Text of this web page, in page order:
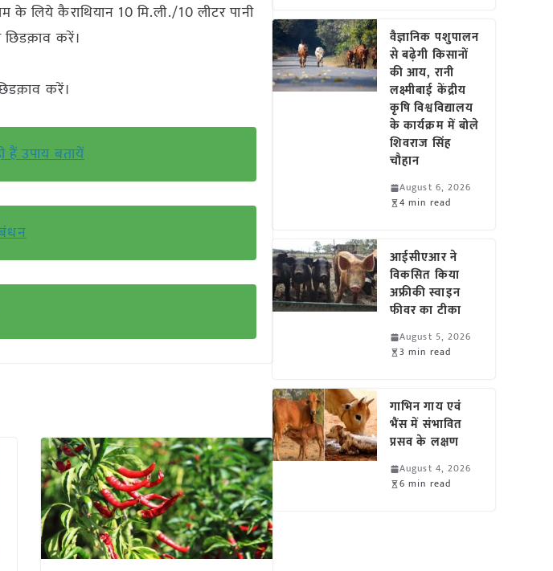
के लिये कैराथियान 10 मि.ली./10 लीटर पानी
छिडक़ाव करें।
करें।
हैं उपाय बतायें
वैज्ञानिक पशुपालन
से बढ़ेगी किसानों
की आय, रानी
लक्ष्मीबाई केंद्रीय
कृषि विश्वविद्यालय
के कार्यक्रम में बोले
शिवराज सिंह
चौहान
August 6, 2026
4 min read
आईसीएआर ने
विकसित किया
अफ्रीकी स्वाइन
फीवर का टीका
August 5, 2026
3 min read
गाभिन गाय एवं
भैंस में संभावित
प्रसव के लक्षण
August 4, 2026
6 min read